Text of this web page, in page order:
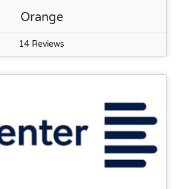
Orange
14 Reviews